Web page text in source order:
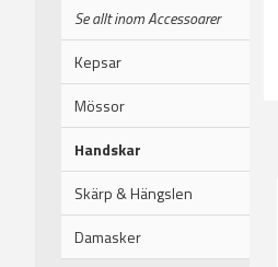
Se allt inom Accessoarer
Kepsar
Mössor
Handskar
Skärp & Hängslen
Damasker